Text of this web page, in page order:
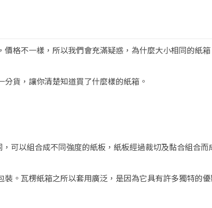
格不一樣，所以我們會充滿疑惑，為什麼大小相同的紙
貨，讓你清楚知道買了什麼樣的紙箱。
可以組合成不同強度的紙板，紙板經過裁切及黏合組合而
。瓦楞紙箱之所以套用廣泛，是因為它具有許多獨特的優